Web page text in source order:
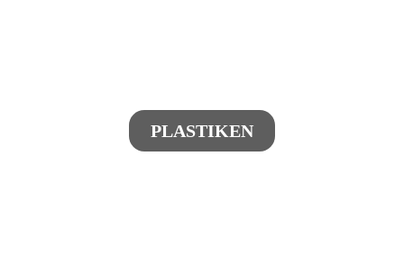
PLASTIKEN